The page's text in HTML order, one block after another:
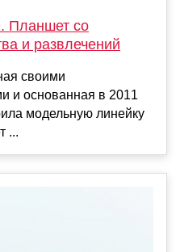
Планшет со
и развлечений
своими
и основанная в 2011
модельную линейку
...